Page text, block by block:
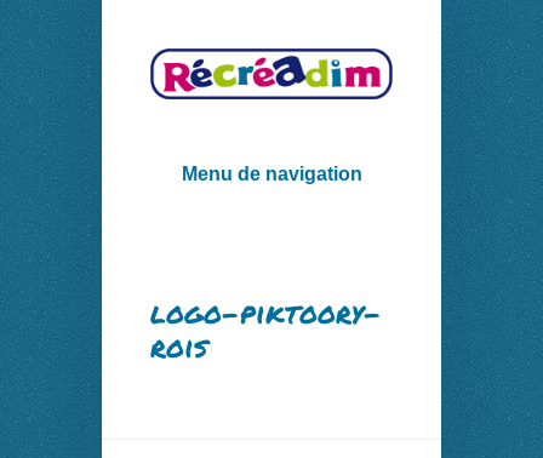
Menu de navigation
logo-piktoory-
rois